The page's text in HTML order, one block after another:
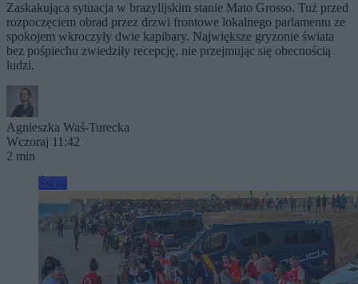
Zaskakująca sytuacja w brazylijskim stanie Mato Grosso. Tuż przed
rozpoczęciem obrad przez drzwi frontowe lokalnego parlamentu ze
spokojem wkroczyły dwie kapibary. Największe gryzonie świata
bez pośpiechu zwiedziły recepcję, nie przejmując się obecnością
ludzi.
Agnieszka Waś-Turecka
Wczoraj 11:42
2 min